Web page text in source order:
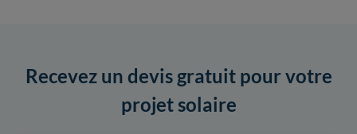
Recevez un devis gratuit pour votre
projet solaire